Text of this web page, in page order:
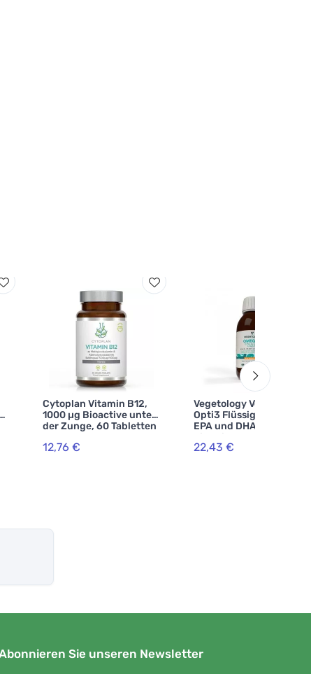
Cytoplan Vitamin B12,
1000 µg Bioactive unter
der Zunge, 60 Tabletten
12,76 €
Vegetology Vegetologie
Opti3 Flüssig. Omega-3
EPA und DHA, mit
Vitamin D, 150 ml
22,43 €
Sie unseren Newsletter